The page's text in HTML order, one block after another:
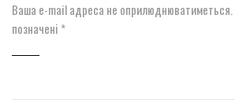
Ваша e-mail адреса не оприлюднюватиметься.
позначені *